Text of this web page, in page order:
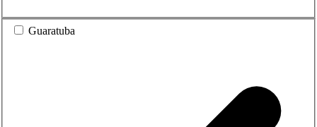
Guaratuba